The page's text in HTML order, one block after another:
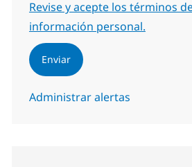
Required
Revise y acepte los términos
información personal.
Enviar
Administrar alertas